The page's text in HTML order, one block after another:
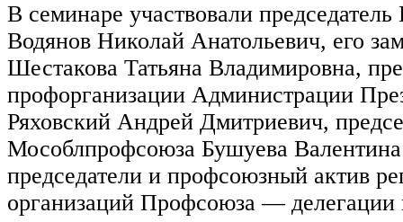
В семинаре участвовали
Водянов Николай Анатольевич, его
Шестакова Татьяна Владимировна,
профорганизации Администрации
Ряховский Андрей Дмитриевич,
Мособлпрофсоюза Бушуева
председатели и профсоюзный актив
организаций Профсоюза — делегации